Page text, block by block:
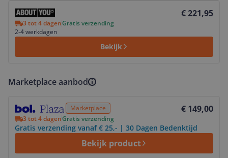
€ 221,95
3 tot 4 dagenGratis verzending
2-4 werkdagen
Bekijk
Bekijk product
Marketplace aanbod
Marketplace € 149,00
3 tot 4 dagenGratis verzending
Gratis verzending vanaf € 25,- | 30 Dagen Bedenktijd
Bekijk product